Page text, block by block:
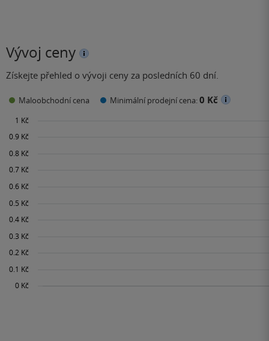
Vývoj ceny
Získejte přehled o vývoji ceny za posledních 60 dní.
Maloobchodní cena Minimální prodejní cena:0 Kč